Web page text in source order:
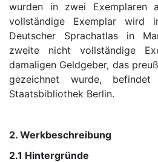
wurden in zwei Exemplaren
vollständige Exemplar wird
Deutscher Sprachatlas in
zweite nicht vollständige
damaligen Geldgeber, das
gezeichnet wurde,
Staatsbibliothek Berlin.
2. Werkbeschreibung
2.1 Hintergründe